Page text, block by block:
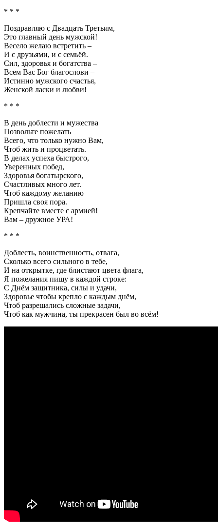
* * *
Поздравляю с Двадцать Третьим,
Это главный день мужской!
Весело желаю встретить –
И с друзьями, и с семьёй.
Сил, здоровья и богатства –
Всем Вас Бог благослови –
Истинно мужского счастья,
Женской ласки и любви!
* * *
В день доблести и мужества
Позвольте пожелать
Всего, что только нужно Вам,
Чтоб жить и процветать.
В делах успеха быстрого,
Уверенных побед,
Здоровья богатырского,
Счастливых много лет.
Чтоб каждому желанию
Пришла своя пора.
Крепчайте вместе с армией!
Вам – дружное УРА!
* * *
Доблесть, воинственность, отвага,
Сколько всего сильного в тебе,
И на открытке, где блистают цвета флага,
Я пожелания пишу в каждой строке:
С Днём защитника, силы и удачи,
Здоровье чтобы крепло с каждым днём,
Чтоб разрешались сложные задачи,
Чтоб как мужчина, ты прекрасен был во всём!